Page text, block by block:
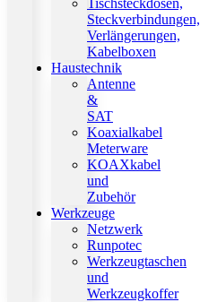
Steckverbindungen,
Verlängerungen,
Kabelboxen
Haustechnik
Antenne
&
SAT
Koaxialkabel
Meterware
KOAXkabel
und
Zubehör
Werkzeuge
Netzwerk
Runpotec
Werkzeugtaschen
und
Werkzeugkoffer